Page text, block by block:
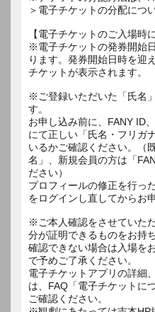
＞電子チケットの分配につ
【電子チケットのご入場時
※電子チケットの発券開始
ります。発券開始日時を迎
チケットが表示されます。
※ご登録いただいた「氏名
す。
お申し込み前に、FANY ID
にて正しい「氏名・フリガ
いるかご確認ください。（
名」、新規会員の方は「
ださい）
プロフィールの修正を行っ
をログインし直してからお
※ご本人確認をさせていた
分が証明できるものをお持
確認できない場合は入場を
で予めご了承ください。
電子チケットアプリの詳細
は、FAQ「電子チケットに
ご確認ください。